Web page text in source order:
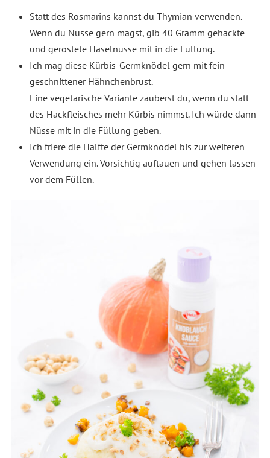
Statt des Rosmarins kannst du Thymian verwenden.
Wenn du Nüsse gern magst, gib 40 Gramm gehackte
und geröstete Haselnüsse mit in die Füllung.
Ich mag diese Kürbis-Germknödel gern mit fein
geschnittener Hähnchenbrust.
Eine vegetarische Variante zauberst du, wenn du statt
des Hackfleisches mehr Kürbis nimmst. Ich würde dann
Nüsse mit in die Füllung geben.
Ich friere die Hälfte der Germknödel bis zur weiteren
Verwendung ein. Vorsichtig auftauen und gehen lassen
vor dem Füllen.